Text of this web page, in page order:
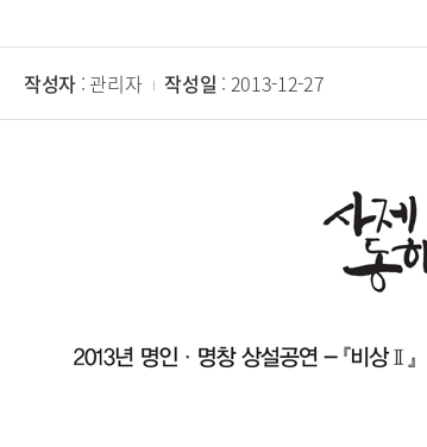
작성자 : 관리자 작성일 : 2013-12-27